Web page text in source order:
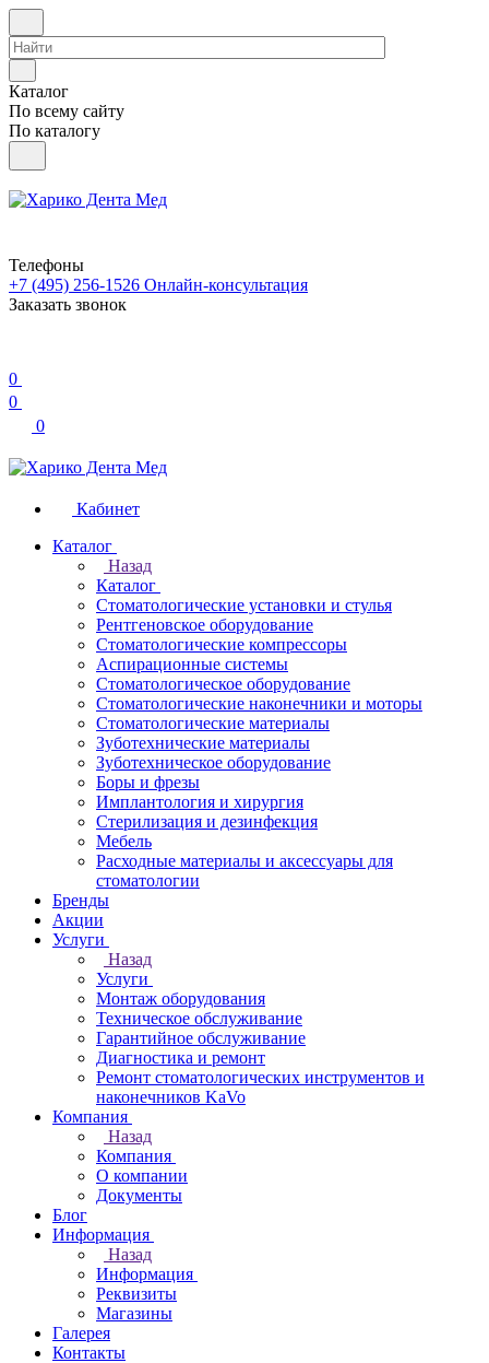
Каталог
По всему сайту
По каталогу
Телефоны
+7 (495) 256-1526 Онлайн-консультация
Заказать звонок
0
0
0
Кабинет
Каталог
Назад
Каталог
Стоматологические установки и стулья
Рентгеновское оборудование
Стоматологические компрессоры
Аспирационные системы
Стоматологическое оборудование
Стоматологические наконечники и моторы
Стоматологические материалы
Зуботехнические материалы
Зуботехническое оборудование
Боры и фрезы
Имплантология и хирургия
Стерилизация и дезинфекция
Мебель
Расходные материалы и аксессуары для
стоматологии
Бренды
Акции
Услуги
Назад
Услуги
Монтаж оборудования
Техническое обслуживание
Гарантийное обслуживание
Диагностика и ремонт
Ремонт стоматологических инструментов и
наконечников KaVo
Компания
Назад
Компания
О компании
Документы
Блог
Информация
Назад
Информация
Реквизиты
Магазины
Галерея
Контакты